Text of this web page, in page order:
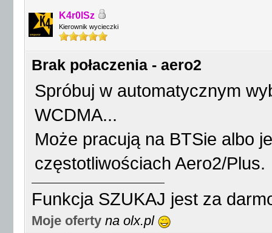
K4r0lSz
Kierownik wycieczki
Brak połaczenia - aero2
Spróbuj w automatycznym
WCDMA...
Może pracują na BTSie albo
częstotliwościach Aero2/Plus.
Funkcja SZUKAJ jest za
Moje oferty na olx.pl